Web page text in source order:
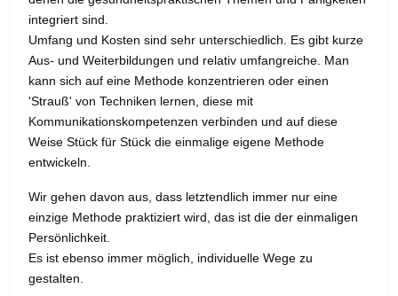
integriert sind.
Umfang und Kosten sind sehr unterschiedlich. Es gibt kurze
Aus- und Weiterbildungen und relativ umfangreiche. Man
kann sich auf eine Methode konzentrieren oder einen
'Strauß' von Techniken lernen, diese mit
Kommunikationskompetenzen verbinden und auf diese
Weise Stück für Stück die einmalige eigene Methode
entwickeln.
Wir gehen davon aus, dass letztendlich immer nur eine
einzige Methode praktiziert wird, das ist die der einmaligen
Persönlichkeit.
Es ist ebenso immer möglich, individuelle Wege zu
gestalten.